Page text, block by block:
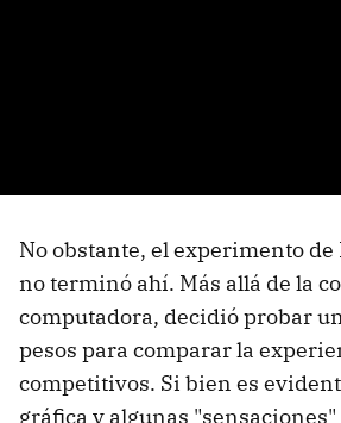
No obstante, el experimento
no terminó ahí. Más allá de la
computadora, decidió probar
pesos para comparar la
competitivos. Si bien es
gráfica y algunas